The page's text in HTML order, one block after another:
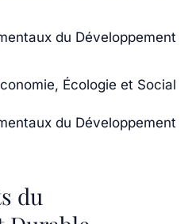
du Développement
Écologie et Social
du Développement
du